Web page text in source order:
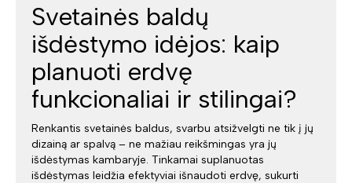
Svetainės baldų
išdėstymo idėjos: kaip
planuoti erdvę
funkcionaliai ir stilingai?
Renkantis svetainės baldus, svarbu atsižvelgti ne tik į jų
dizainą ar spalvą – ne mažiau reikšmingas yra jų
išdėstymas kambaryje. Tinkamai suplanuotas
išdėstymas leidžia efektyviai išnaudoti erdvę, sukurti